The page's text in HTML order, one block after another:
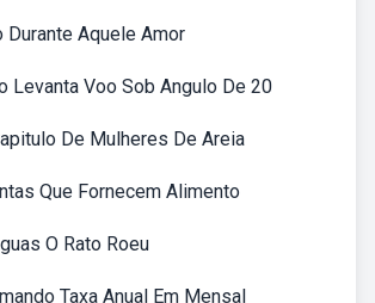
Durante Aquele Amor
Levanta Voo Sob Angulo De 20
De Mulheres De Areia
Que Fornecem Alimento
O Rato Roeu
Taxa Anual Em Mensal